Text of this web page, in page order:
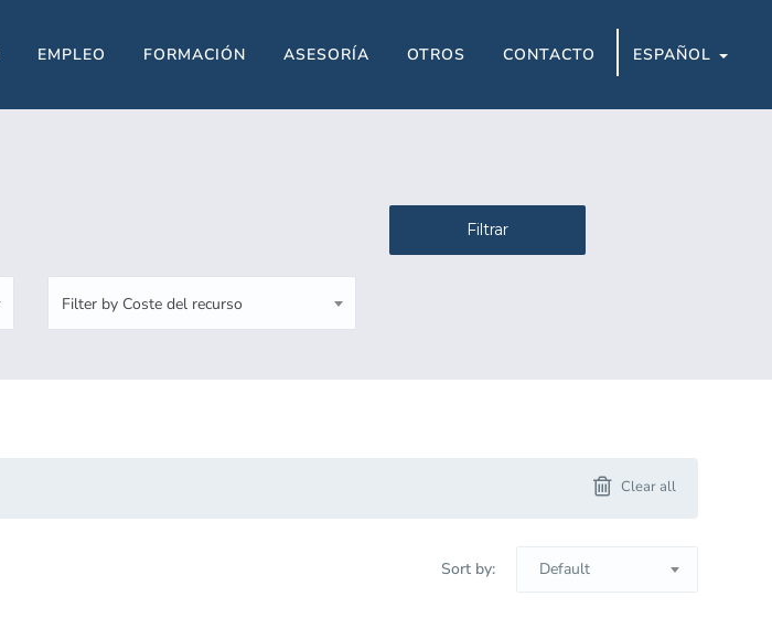
EMPLEO FORMACIÓN ASESORÍA OTROS CONTACTO ESPAÑOL
Filter by Coste del recurso
Filtrar
Clear all
Sort by: Default